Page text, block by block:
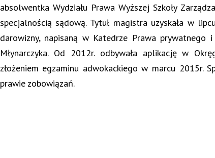
absolwentka Wydziału Prawa Wyższej Szkoły
specjalnością sądową. Tytuł magistra uzyskała w
darowizny, napisaną w Katedrze Prawa prywatnego
Młynarczyka. Od 2012r. odbywała aplikację w
złożeniem egzaminu adwokackiego w marcu 2015r.
prawie zobowiązań.